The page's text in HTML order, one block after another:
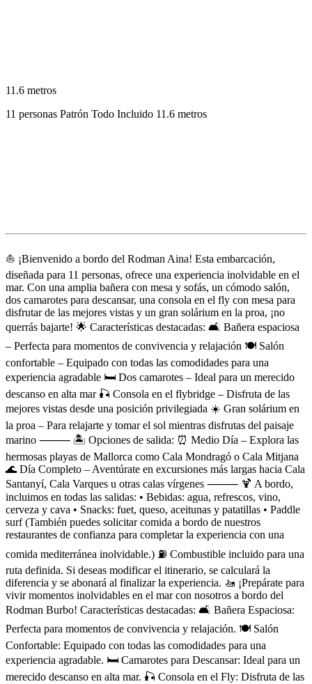
11.6 metros
11 personas Patrón Todo Incluido 11.6 metros
Descripción
⛵ ¡Bienvenido a bordo del Rodman Aina! Esta embarcación,
diseñada para 11 personas, ofrece una experiencia inolvidable en el
mar. Con una amplia bañera con mesa y sofás, un cómodo salón,
dos camarotes para descansar, una consola en el fly con mesa para
disfrutar de las mejores vistas y un gran solárium en la proa, ¡no
querrás bajarte! 🌟 Características destacadas: 🛋️ Bañera espaciosa
– Perfecta para momentos de convivencia y relajación 🍽️ Salón
confortable – Equipado con todas las comodidades para una
experiencia agradable 🛏️ Dos camarotes – Ideal para un merecido
descanso en alta mar 🎣 Consola en el flybridge – Disfruta de las
mejores vistas desde una posición privilegiada ☀️ Gran solárium en
la proa – Para relajarte y tomar el sol mientras disfrutas del paisaje
marino ⸻ 🏝️ Opciones de salida: ⏰ Medio Día – Explora las
hermosas playas de Mallorca como Cala Mondragó o Cala Mitjana
🌊 Día Completo – Aventúrate en excursiones más largas hacia Cala
Santanyí, Cala Varques u otras calas vírgenes ⸻ 🍹 A bordo,
incluimos en todas las salidas: • Bebidas: agua, refrescos, vino,
cerveza y cava • Snacks: fuet, queso, aceitunas y patatillas • Paddle
surf (También puedes solicitar comida a bordo de nuestros
restaurantes de confianza para completar la experiencia con una
comida mediterránea inolvidable.) ⛽ Combustible incluido para una
ruta definida. Si deseas modificar el itinerario, se calculará la
diferencia y se abonará al finalizar la experiencia. 🚤 ¡Prepárate para
vivir momentos inolvidables en el mar con nosotros a bordo del
Rodman Burbo! Características destacadas: 🛋️ Bañera Espaciosa:
Perfecta para momentos de convivencia y relajación. 🍽️ Salón
Confortable: Equipado con todas las comodidades para una
experiencia agradable. 🛏️ Camarotes para Descansar: Ideal para un
merecido descanso en alta mar. 🎣 Consola en el Fly: Disfruta de las